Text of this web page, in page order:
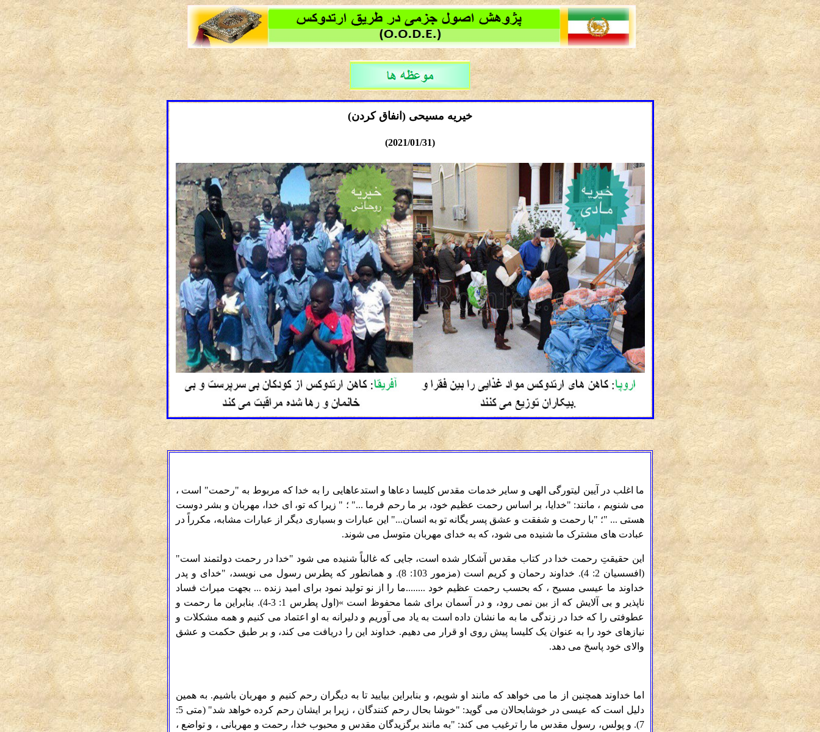
خیریه مسیحی (انفاق کردن)
(2021/01/31)
ما اغلب در آیین لیتورگی الهی و سایر خدمات مقدس کلیسا دعاها و استدعاهایی را به خدا که مربوط به "رحمت" است ،
می شنویم ، مانند: "خدایا، بر اساس رحمت عظیم خود، بر ما رحم فرما ..." ؛ " زیرا که تو، ای خدا، مهربان و بشر دوست
هستی ... "؛ "با رحمت و شفقت و عشق پسر یگانه تو به انسان..." این عبارات و بسیاری دیگر از عبارات مشابه، مکرراً در
عبادت های مشترک ما شنیده می شود، که به خدای مهربان متوسل می شوند.
این حقیقتِ رحمت خدا در کتاب مقدس آشکار شده است، جایی که غالباً شنیده می شود "خدا در رحمت دولتمند است"
(افسسیان 2: 4). خداوند رحمان و کریم است (مزمور 103: 8). و همانطور که پطرس رسول می نویسد، "خدای و پدر
خداوند ما عیسی مسیح ، که بحسب رحمت عظیم خود ........ما را از نو تولید نمود برای امید زنده ... بجهت میراث فساد
ناپذیر و بی آلایش که از بین نمی رود، و در آسمان ​​برای شما محفوظ است »(اول پطرس 1: 3-4). بنابراین ما رحمت و
عطوفتی را که خدا در زندگی ما به ما نشان داده است به یاد می آوریم و دلیرانه به او اعتماد می کنیم و همه مشکلات و
نیازهای خود را به عنوان یک کلیسا پیش روی او قرار می دهیم. خداوند این را دریافت می کند، و بر طبق حکمت و عشق
والای خود پاسخ می دهد.
اما خداوند همچنین از ما می خواهد که مانند او شویم، و بنابراین بیایید تا به دیگران رحم کنیم و مهربان باشیم. به همین
دلیل است که عیسی در خوشابحالان می گوید: "خوشا بحال رحم کنندگان ، زیرا بر ایشان رحم کرده خواهد شد" (متی 5:
7). و پولس، رسول مقدس ما را ترغیب می کند: "به مانند برگزیدگان مقدس و محبوب خدا، رحمت و مهربانی ، و تواضع ،